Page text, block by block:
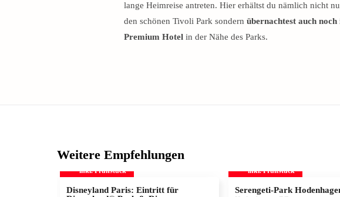
lange Heimreise antreten. Hier erhältst du nämlich nicht
den schönen Tivoli Park sondern übernachtest auch noch
Premium Hotel in der Nähe des Parks.
Weitere Empfehlungen
inkl. Frühstück
Disneyland Paris: Eintritt für
inkl. Frühstück
Serengeti-Park